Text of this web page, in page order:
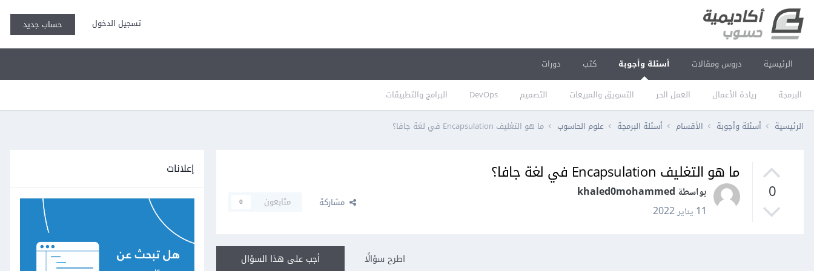
تسجيل الدخول حساب جديد
الرئيسية دروس ومقالات أسئلة وأجوبة
البرمجة ريادة الأعمال العمل الحر التسويق والمبيعات التصميم DevOps البرامج والتطبيقات
كتب دورات
الرئيسية أسئلة وأجوبة الأقسام أسئلة البرمجة علوم الحاسوب ما هو التغليف Encapsulation في لغة جافا؟
0
ما هو التغليف Encapsulation في لغة جافا؟
بواسطة khaled0mohammed
11 يناير 2022
مشاركة متابعون 0
أجب على هذا السؤال اطرح سؤالًا
إعلانات